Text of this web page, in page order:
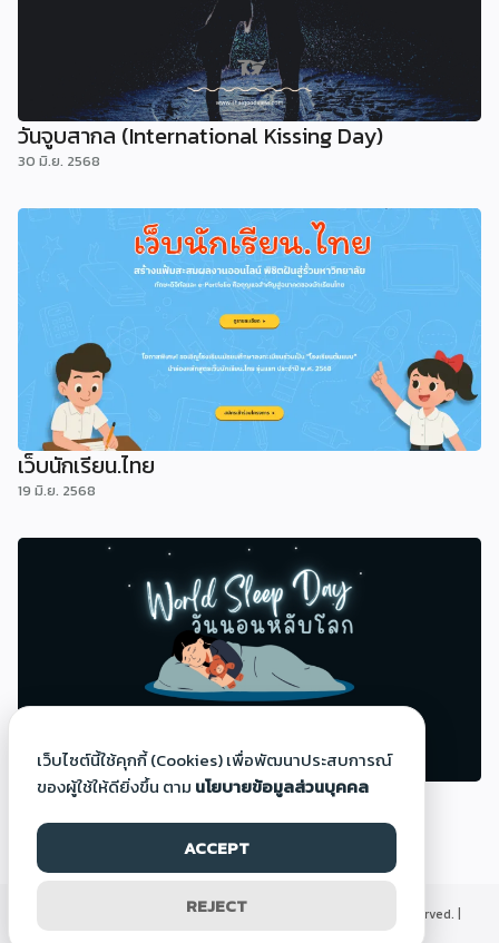
วันจูบสากล (International Kissing Day)
30 มิ.ย. 2568
เว็บนักเรียน.ไทย
19 มิ.ย. 2568
วันนอนหลับโลก (World Sleep Day)
14 มี.ค. 2568
©2000-2026 Thaigoodview.com, All rights reserved. |
เว็บไซต์นี้ใช้คุกกี้ (Cookies) เพื่อพัฒนาประสบการณ์
ของผู้ใช้ให้ดียิ่งขึ้น ตาม นโยบายข้อมูลส่วนบุคคล
ACCEPT
REJECT